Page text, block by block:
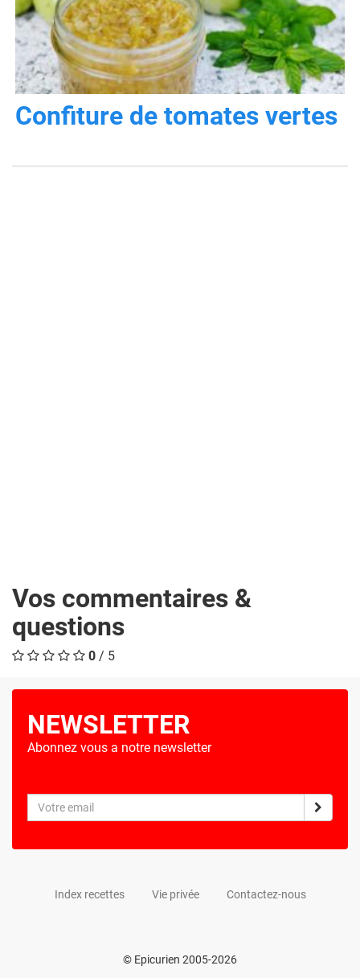
Confiture de tomates vertes
Vos commentaires &
questions
0 / 5
NEWSLETTER
Abonnez vous a notre newsletter
Index recettes Vie privée Contactez-nous
© Epicurien 2005-2026